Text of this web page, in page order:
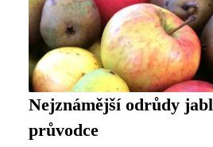
Nejznámější odrůdy
průvodce